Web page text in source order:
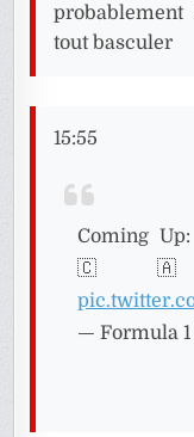
tout basculer
15:55
Coming
— Formula 1